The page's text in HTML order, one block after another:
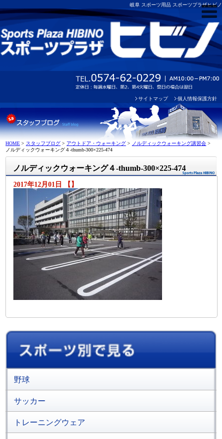
岐阜 スポーツ用品 スポーツプラザヒビノ
サイトマップ 個人情報保護方針
HOME > スタッフブログ > アウトドア・ウォーキング > ノルディックウォーキング講習会 >
ノルディックウォーキング４-thumb-300×225-474
ノルディックウォーキング４-thumb-300×225-474
2017年12月01日 【】
野球
サッカー
トレーニングウェア